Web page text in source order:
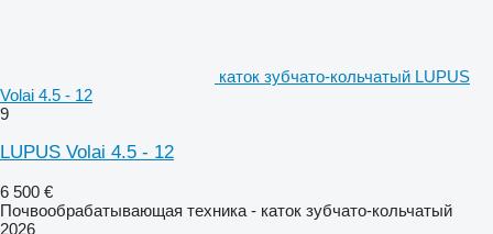
каток зубчато-кольчатый LUPUS
Volai 4.5 - 12
9
LUPUS Volai 4.5 - 12
6 500 €
Почвообрабатывающая техника - каток зубчато-кольчатый
2026